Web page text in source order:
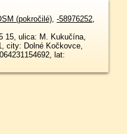
(pokročilé), -58976252,
15, ulica: M. Kukučína,
city: Dolné Kočkovce,
lat: